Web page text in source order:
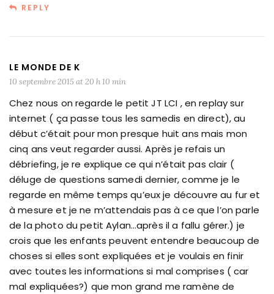
REPLY
LE MONDE DE K
10 septembre 2015 at 20 h 10 min
Chez nous on regarde le petit JT LCI , en replay sur
internet ( ça passe tous les samedis en direct), au
début c’était pour mon presque huit ans mais mon
cinq ans veut regarder aussi. Après je refais un
débriefing, je re explique ce qui n’était pas clair (
déluge de questions samedi dernier, comme je le
regarde en même temps qu’eux je découvre au fur et
à mesure et je ne m’attendais pas à ce que l’on parle
de la photo du petit Aylan…après il a fallu gérer.) je
crois que les enfants peuvent entendre beaucoup de
choses si elles sont expliquées et je voulais en finir
avec toutes les informations si mal comprises ( car
mal expliquées?) que mon grand me ramène de